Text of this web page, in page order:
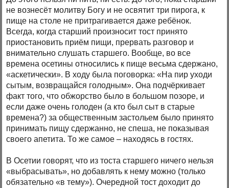
не вознесёт молитву Богу и не освятит три пирога, к
пище на столе не притрагивается даже ребёнок.
Всегда, когда старший произносит тост принято
приостановить приём пищи, прервать разговор и
внимательно слушать старшего. Вообще, во все
времена осетины относились к пище весьма сдержано,
«аскетически». В ходу была поговорка: «На пир уходи
сытым, возвращайся голодным». Она подчёркивает
факт того, что обжорство было в большом позоре, и
если даже очень голоден (а кто был сыт в старые
времена?) за общественным застольем было принято
принимать пищу сдержанно, не спеша, не показывая
своего апетита. То же самое – находясь в гостях.
В Осетии говорят, что из тоста старшего ничего нельзя
«выбрасывать», но добавлять к нему можно (только
обязательно «в тему»). Очередной тост доходит до